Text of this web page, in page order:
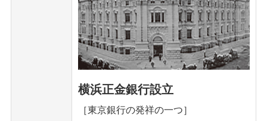
横浜正金銀行設立
［東京銀行の発祥の一つ］